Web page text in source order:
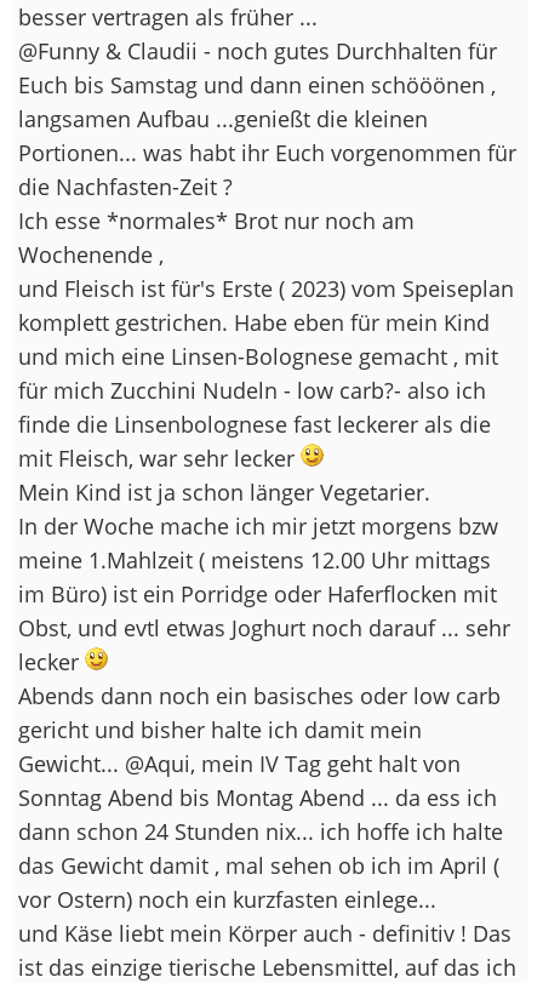
besser vertragen als früher ...
@Funny & Claudii - noch gutes Durchhalten für
Euch bis Samstag und dann einen schööönen ,
langsamen Aufbau ...genießt die kleinen
Portionen... was habt ihr Euch vorgenommen für
die Nachfasten-Zeit ?
Ich esse *normales* Brot nur noch am
Wochenende ,
und Fleisch ist für's Erste ( 2023) vom Speiseplan
komplett gestrichen. Habe eben für mein Kind
und mich eine Linsen-Bolognese gemacht , mit
für mich Zucchini Nudeln - low carb?- also ich
finde die Linsenbolognese fast leckerer als die
mit Fleisch, war sehr lecker
Mein Kind ist ja schon länger Vegetarier.
In der Woche mache ich mir jetzt morgens bzw
meine 1.Mahlzeit ( meistens 12.00 Uhr mittags
im Büro) ist ein Porridge oder Haferflocken mit
Obst, und evtl etwas Joghurt noch darauf ... sehr
lecker
Abends dann noch ein basisches oder low carb
gericht und bisher halte ich damit mein
Gewicht... @Aqui, mein IV Tag geht halt von
Sonntag Abend bis Montag Abend ... da ess ich
dann schon 24 Stunden nix... ich hoffe ich halte
das Gewicht damit , mal sehen ob ich im April (
vor Ostern) noch ein kurzfasten einlege...
und Käse liebt mein Körper auch - definitiv ! Das
ist das einzige tierische Lebensmittel, auf das ich